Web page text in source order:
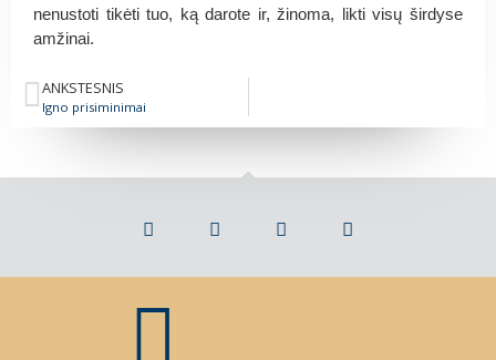
nenustoti tikėti tuo, ką darote ir, žinoma, likti visų širdyse
amžinai.
ANKSTESNIS
Igno prisiminimai